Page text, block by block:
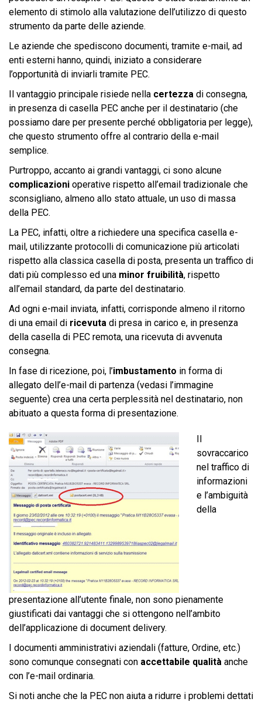
elemento di stimolo alla valutazione dell’utilizzo di questo
strumento da parte delle aziende.
Le aziende che spediscono documenti, tramite e-mail, ad
enti esterni hanno, quindi, iniziato a considerare
l’opportunità di inviarli tramite PEC.
Il vantaggio principale risiede nella certezza di consegna,
in presenza di casella PEC anche per il destinatario (che
possiamo dare per presente perché obbligatoria per legge),
che questo strumento offre al contrario della e-mail
semplice.
Purtroppo, accanto ai grandi vantaggi, ci sono alcune
complicazioni operative rispetto all’email tradizionale che
sconsigliano, almeno allo stato attuale, un uso di massa
della PEC.
La PEC, infatti, oltre a richiedere una specifica casella e-
mail, utilizzante protocolli di comunicazione più articolati
rispetto alla classica casella di posta, presenta un traffico di
dati più complesso ed una minor fruibilità, rispetto
all’email standard, da parte del destinatario.
Ad ogni e-mail inviata, infatti, corrisponde almeno il ritorno
di una email di ricevuta di presa in carico e, in presenza
della casella di PEC remota, una ricevuta di avvenuta
consegna.
In fase di ricezione, poi, l’imbustamento in forma di
allegato dell’e-mail di partenza (vedasi l’immagine
seguente) crea una certa perplessità nel destinatario, non
abituato a questa forma di presentazione.
Il
sovraccarico
nel traffico di
informazioni
e l’ambiguità
della
presentazione all’utente finale, non sono pienamente
giustificati dai vantaggi che si ottengono nell’ambito
dell’applicazione di document delivery.
I documenti amministrativi aziendali (fatture, Ordine, etc.)
sono comunque consegnati con accettabile qualità anche
con l’e-mail ordinaria.
Si noti anche che la PEC non aiuta a ridurre i problemi dettati